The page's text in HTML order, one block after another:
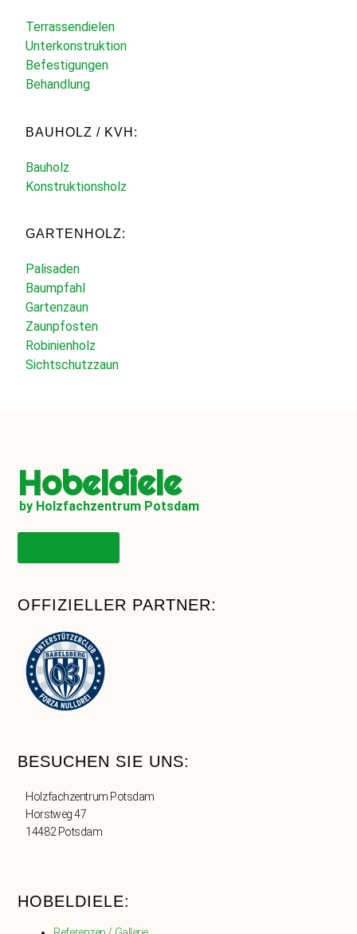
Terrassendielen
Unterkonstruktion
Befestigungen
Behandlung
BAUHOLZ / KVH:
Bauholz
Konstruktionsholz
GARTENHOLZ:
Palisaden
Baumpfahl
Gartenzaun
Zaunpfosten
Robinienholz
Sichtschutzzaun
Hobeldiele
by Holzfachzentrum Potsdam
OFFIZIELLER PARTNER:
BESUCHEN SIE UNS:
Holzfachzentrum Potsdam
Horstweg 47
14482 Potsdam
HOBELDIELE: